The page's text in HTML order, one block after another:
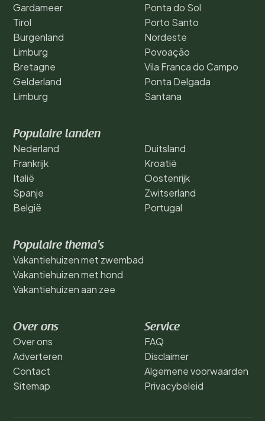
Gardameer
Tirol
Burgenland
Limburg
Bretagne
Gelderland
Limburg
Ponta do Sol
Porto Santo
Nordeste
Povoação
Vila Franca do Campo
Ponta Delgada
Santana
Populaire landen
Nederland
Frankrijk
Italië
Spanje
België
Duitsland
Kroatië
Oostenrijk
Zwitserland
Portugal
Populaire thema's
Vakantiehuizen met zwembad
Vakantiehuizen met hond
Vakantiehuizen aan zee
Over ons
Over ons
Adverteren
Contact
Sitemap
Service
FAQ
Disclaimer
Algemene voorwaarden
Privacybeleid